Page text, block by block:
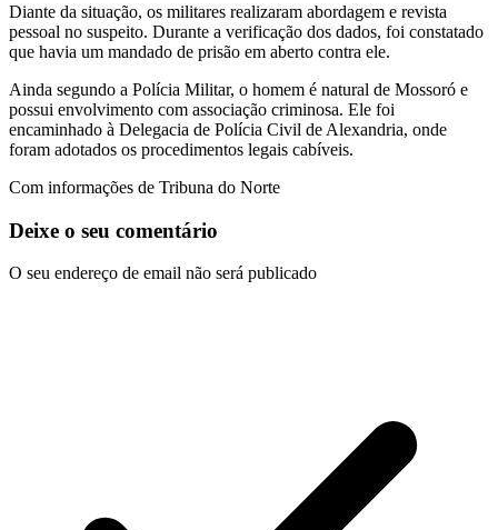
Diante da situação, os militares realizaram abordagem e revista
pessoal no suspeito. Durante a verificação dos dados, foi constatado
que havia um mandado de prisão em aberto contra ele.
Ainda segundo a Polícia Militar, o homem é natural de Mossoró e
possui envolvimento com associação criminosa. Ele foi
encaminhado à Delegacia de Polícia Civil de Alexandria, onde
foram adotados os procedimentos legais cabíveis.
Com informações de Tribuna do Norte
Deixe o seu comentário
O seu endereço de email não será publicado